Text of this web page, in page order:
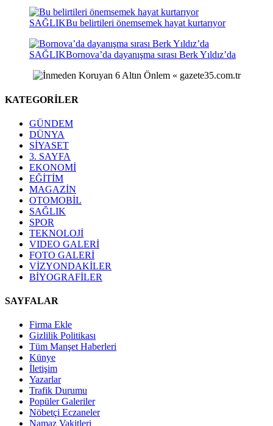
SAĞLIKBu belirtileri önemsemek hayat kurtarıyor
SAĞLIKBornova’da dayanışma sırası Berk Yıldız’da
KATEGORİLER
GÜNDEM
DÜNYA
SİYASET
3. SAYFA
EKONOMİ
EĞİTİM
MAGAZİN
OTOMOBİL
SAĞLIK
SPOR
TEKNOLOJİ
VIDEO GALERİ
FOTO GALERİ
VİZYONDAKİLER
BİYOGRAFİLER
SAYFALAR
Firma Ekle
Gizlilik Politikası
Tüm Manşet Haberleri
Künye
İletişim
Yazarlar
Trafik Durumu
Popüler Galeriler
Nöbetçi Eczaneler
Namaz Vakitleri